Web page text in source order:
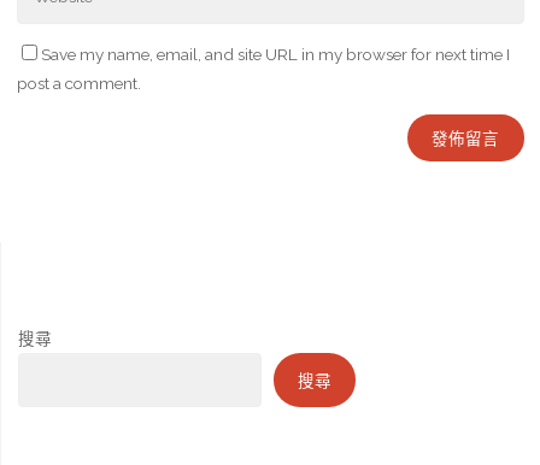
Save my name, email, and site URL in my browser for next time I
post a comment.
搜尋
搜尋